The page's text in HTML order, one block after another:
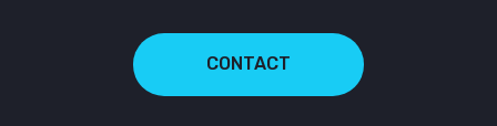
CONTACT